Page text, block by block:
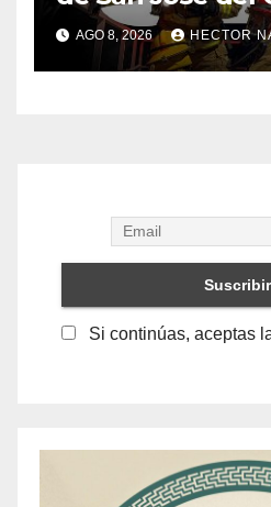
323
julio
AGO 8, 2026 HECTOR
Si continúas, aceptas